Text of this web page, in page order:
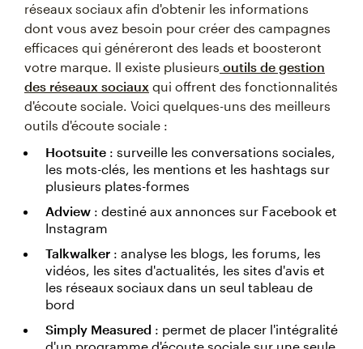
réseaux sociaux afin d'obtenir les informations
dont vous avez besoin pour créer des campagnes
efficaces qui généreront des leads et boosteront
votre marque. Il existe plusieurs outils de gestion
des réseaux sociaux qui offrent des fonctionnalités
d'écoute sociale. Voici quelques-uns des meilleurs
outils d'écoute sociale :
Hootsuite : surveille les conversations sociales,
les mots-clés, les mentions et les hashtags sur
plusieurs plates-formes
Adview : destiné aux annonces sur Facebook et
Instagram
Talkwalker : analyse les blogs, les forums, les
vidéos, les sites d'actualités, les sites d'avis et
les réseaux sociaux dans un seul tableau de
bord
Simply Measured : permet de placer l'intégralité